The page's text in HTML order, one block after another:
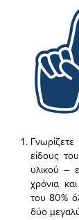
είδους
υλικού –
χρόνια
του 80%
δύο